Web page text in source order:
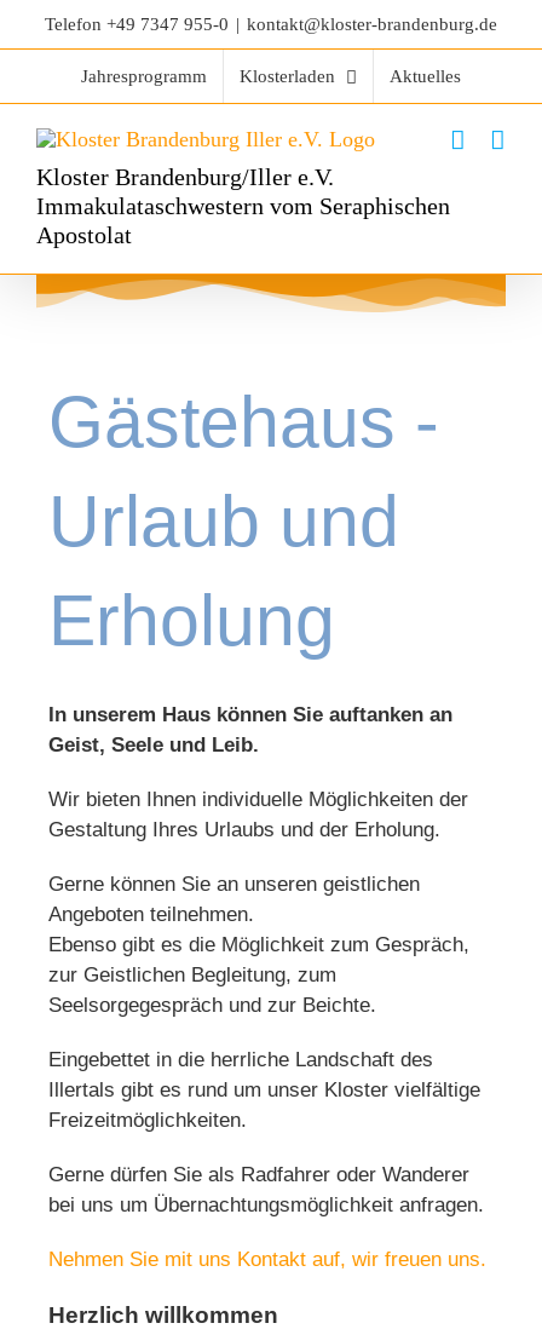
Telefon +49 7347 955-0 | kontakt@kloster-brandenburg.de
Jahresprogramm Klosterladen Aktuelles
Kloster Brandenburg/Iller e.V.
Immakulataschwestern vom Seraphischen
Apostolat
Gästehaus -
Urlaub und
Erholung
In unserem Haus können Sie auftanken an
Geist, Seele und Leib.
Wir bieten Ihnen individuelle Möglichkeiten der
Gestaltung Ihres Urlaubs und der Erholung.
Gerne können Sie an unseren geistlichen
Angeboten teilnehmen.
Ebenso gibt es die Möglichkeit zum Gespräch,
zur Geistlichen Begleitung, zum
Seelsorgegespräch und zur Beichte.
Eingebettet in die herrliche Landschaft des
Illertals gibt es rund um unser Kloster vielfältige
Freizeitmöglichkeiten.
Gerne dürfen Sie als Radfahrer oder Wanderer
bei uns um Übernachtungsmöglichkeit anfragen.
Nehmen Sie mit uns Kontakt auf, wir freuen uns.
Herzlich willkommen